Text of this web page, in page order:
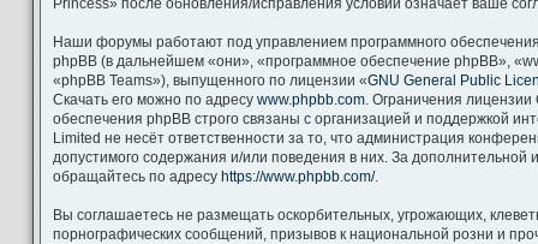
Princess» после обновления/исправления условий означает ваше
Наши форумы работают под управлением программного
phpBB (в дальнейшем «они», «программное обеспечение phpBB»,
«phpBB Teams»), выпущенного по лицензии «GNU General Public
Скачать его можно по адресу www.phpbb.com. Ограничения лицензии
обеспечения phpBB строго связаны с организацией и поддержкой
Limited не несёт ответственности за то, что администрация
допустимого содержания и/или поведения в них. За
обращайтесь по адресу https://www.phpbb.com/.
Вы соглашаетесь не размещать оскорбительных, угрожающих,
порнографических сообщений, призывов к национальной розни и